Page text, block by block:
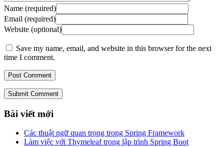
Name (required)
Email (required)
Website (optional)
Save my name, email, and website in this browser for the next
time I comment.
Submit Comment
Bài viết mới
Các thuật ngữ quan trọng trong Spring Framework
Làm việc với Thymeleaf trong lập trình Spring Boot